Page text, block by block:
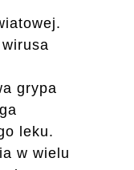
grypa
leku.
w wielu